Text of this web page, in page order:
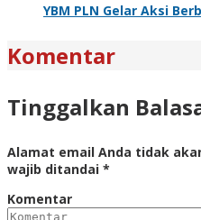
YBM PLN Gelar Aksi
Komentar
Tinggalkan
Alamat email Anda tidak
wajib ditandai *
Komentar